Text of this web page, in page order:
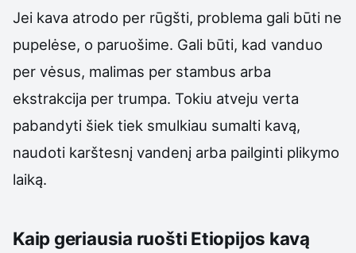
Jei kava atrodo per rūgšti, problema gali būti ne
pupelėse, o paruošime. Gali būti, kad vanduo
per vėsus, malimas per stambus arba
ekstrakcija per trumpa. Tokiu atveju verta
pabandyti šiek tiek smulkiau sumalti kavą,
naudoti karštesnį vandenį arba pailginti plikymo
laiką.
Kaip geriausia ruošti Etiopijos kavą